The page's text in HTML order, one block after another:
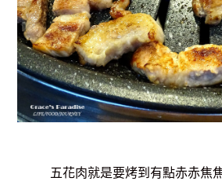
五花肉就是要烤到有點赤赤焦